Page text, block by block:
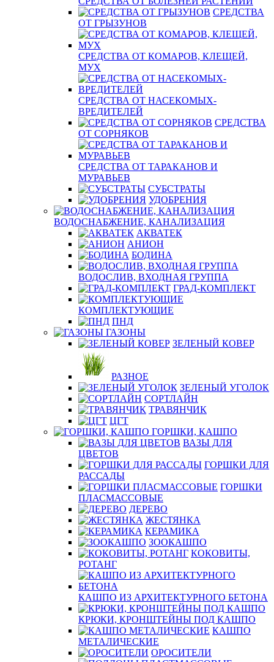
СРЕДСТВА
ОТ ГРЫЗУНОВ
СРЕДСТВА ОТ КОМАРОВ, КЛЕЩЕЙ,
МУХ
СРЕДСТВА ОТ НАСЕКОМЫХ-
ВРЕДИТЕЛЕЙ
СРЕДСТВА
ОТ СОРНЯКОВ
СРЕДСТВА ОТ ТАРАКАНОВ И
МУРАВЬЕВ
СУБСТРАТЫ
УДОБРЕНИЯ
ВОДОСНАБЖЕНИЕ, КАНАЛИЗАЦИЯ
АКВАТЕК
АНИОН
БОДИНА
ВОДОСЛИВ, ВХОДНАЯ ГРУППА
ГРАД-КОМПЛЕКТ
КОМПЛЕКТУЮЩИЕ
ПНД
ГАЗОНЫ
ЗЕЛЕНЫЙ КОВЕР
РАЗНОЕ
ЗЕЛЕНЫЙ УГОЛОК
СОРТЛАЙН
ТРАВЯНЧИК
ЦГТ
ГОРШКИ, КАШПО
ВАЗЫ ДЛЯ
ЦВЕТОВ
ГОРШКИ ДЛЯ
РАССАДЫ
ГОРШКИ
ПЛАСМАССОВЫЕ
ДЕРЕВО
ЖЕСТЯНКА
КЕРАМИКА
ЗООКАШПО
КОКОВИТЫ,
РОТАНГ
КАШПО ИЗ АРХИТЕКТУРНОГО БЕТОНА
КРЮКИ, КРОНШТЕЙНЫ ПОД КАШПО
КАШПО
МЕТАЛИЧЕСКИЕ
ОРОСИТЕЛИ